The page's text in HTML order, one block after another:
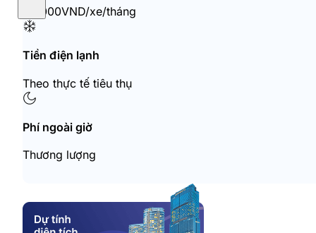
60.000VND/xe/tháng
Tiền điện lạnh
Theo thực tế tiêu thụ
Phí ngoài giờ
Thương lượng